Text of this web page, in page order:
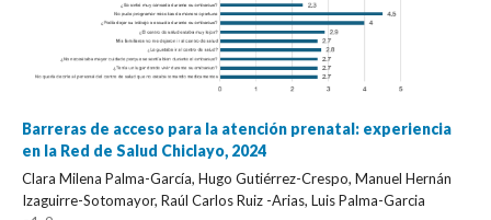
Barreras de acceso para la atención prenatal: experiencia
en la Red de Salud Chiclayo, 2024
Clara Milena Palma-García, Hugo Gutiérrez-Crespo, Manuel Hernán
Izaguirre-Sotomayor, Raúl Carlos Ruiz -Arias, Luis Palma-Garcia